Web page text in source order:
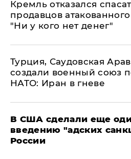
Кремль отказался
продавцов
"Ни у кого нет денег"
Турция, Саудовская
создали военный союз
НАТО: Иран в гневе
В США сделали еще
введению "адских
России